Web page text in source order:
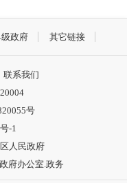
政府 其它链接
联系我们
号
-1
人民政府
府办公室.政务